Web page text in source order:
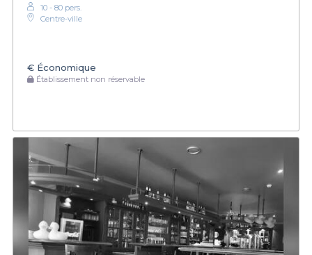
10 - 80 pers.
Centre-ville
€ Économique
Établissement non réservable